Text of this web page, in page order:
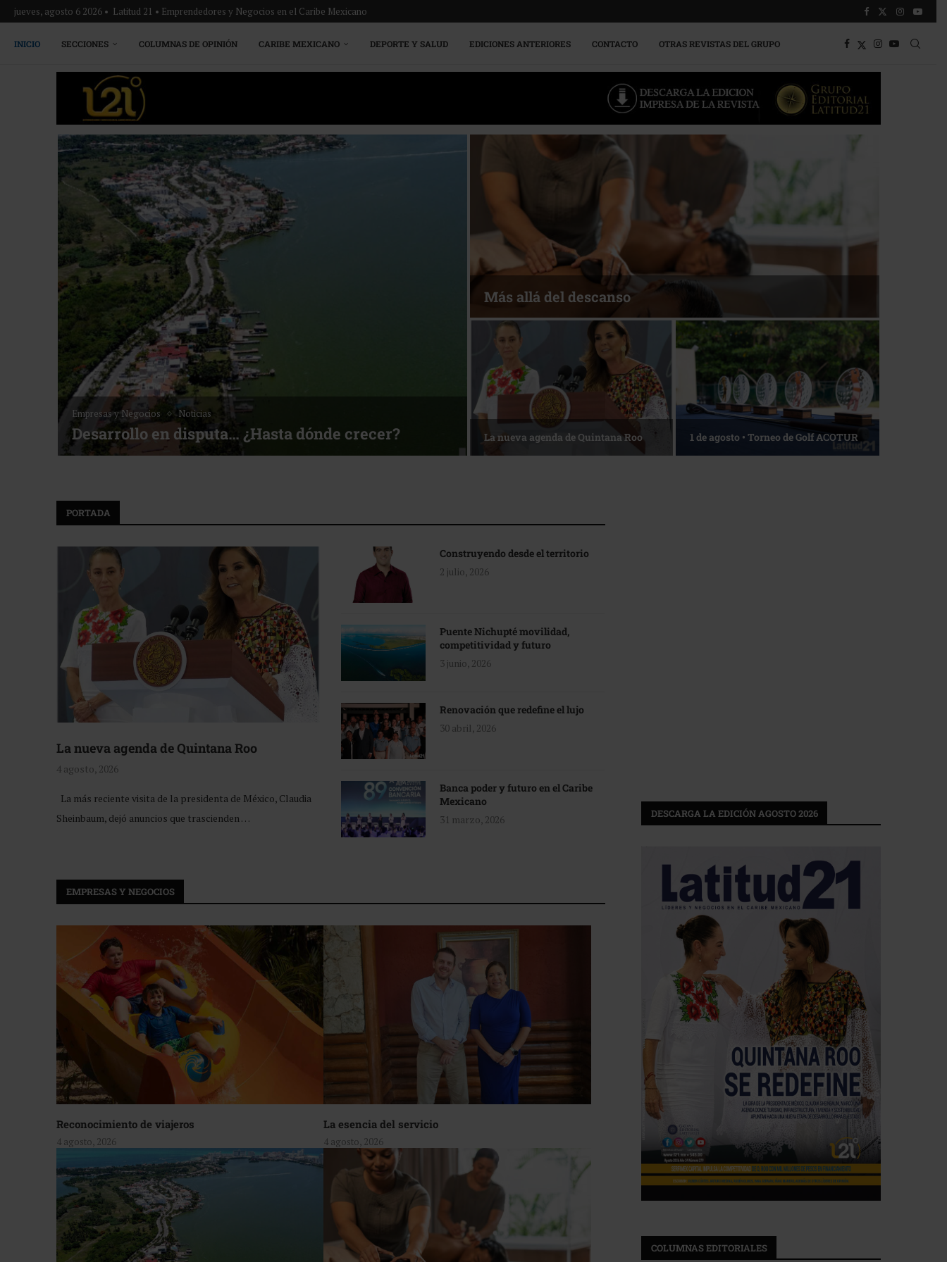
jueves, agosto 6 2026 • Latitud 21 • Emprendedores y Negocios en el Caribe Mexicano
INICIO SECCIONES COLUMNAS DE OPINIÓN CARIBE MEXICANO DEPORTE Y SALUD EDICIONES ANTERIORES CONTACTO OTRAS REVISTAS DEL GRUPO
Noticias
Bottega, un viaje servido a la mesa
Energía que Impulsa la competitividad
Reconocimiento de viajeros La esencia del servicio
PORTADA
La nueva agenda de Quintana Roo
4 agosto, 2026
La más reciente visita de la presidenta de México, Claudia
Sheinbaum, dejó anuncios que trascienden …
Construyendo desde el territorio
2 julio, 2026
Puente Nichupté movilidad,
competitividad y futuro
3 junio, 2026
Renovación que redefine el lujo
30 abril, 2026
Banca poder y futuro en el Caribe
Mexicano
31 marzo, 2026
EMPRESAS Y NEGOCIOS
Reconocimiento de viajeros
4 agosto, 2026
La esencia del servicio
4 agosto, 2026
DESCARGA LA EDICIÓN AGOSTO 2026
COLUMNAS EDITORIALES